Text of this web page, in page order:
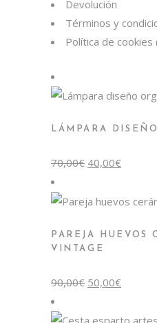
Devolución
Términos y
Política de cookies
LÁMPARA
70,00€ El
precio
70,00€.
40,00€El
precio
40,00€.
PAREJA HUEVOS
VINTAGE
90,00€ El
precio
90,00€.
50,00€El
precio
50,00€.